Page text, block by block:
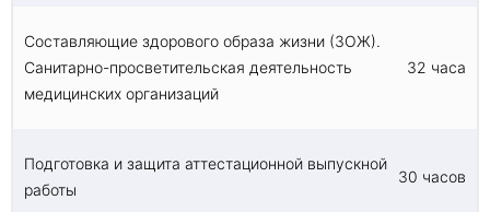
Составляющие здорового образа жизни (ЗОЖ).
Санитарно-просветительская деятельность
медицинских организаций
32 часа
Подготовка и защита аттестационной выпускной
работы
30 часов